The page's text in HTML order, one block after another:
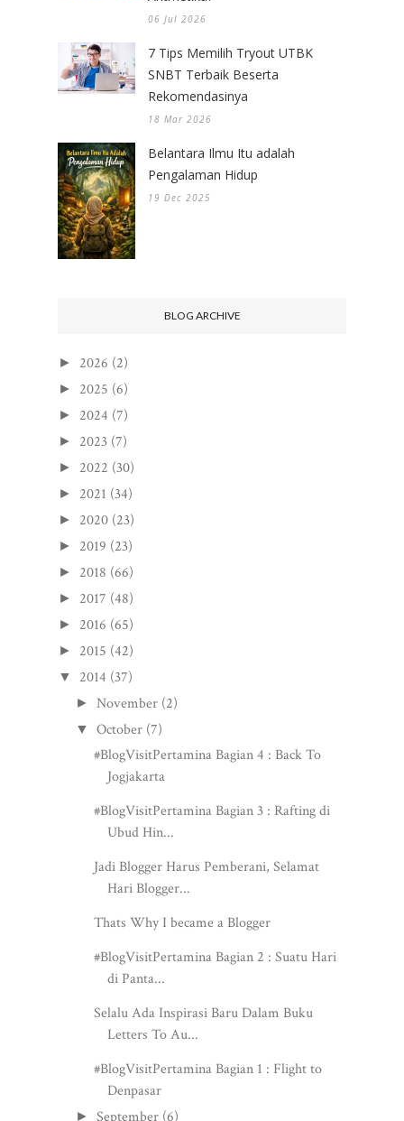
06 Jul 2026
7 Tips Memilih Tryout UTBK
SNBT Terbaik Beserta
Rekomendasinya
18 Mar 2026
Belantara Ilmu Itu adalah
Pengalaman Hidup
19 Dec 2025
BLOG ARCHIVE
► 2026 (2)
► 2025 (6)
► 2024 (7)
► 2023 (7)
► 2022 (30)
► 2021 (34)
► 2020 (23)
► 2019 (23)
► 2018 (66)
► 2017 (48)
► 2016 (65)
► 2015 (42)
▼ 2014 (37)
►November (2)
▼ October (7)
#BlogVisitPertamina Bagian 4 : Back To
Jogjakarta
#BlogVisitPertamina Bagian 3 : Rafting di
Ubud Hin...
Jadi Blogger Harus Pemberani, Selamat
Hari Blogger...
Thats Why I became a Blogger
#BlogVisitPertamina Bagian 2 : Suatu Hari
di Panta...
Selalu Ada Inspirasi Baru Dalam Buku
Letters To Au...
#BlogVisitPertamina Bagian 1 : Flight to
Denpasar
►September (6)